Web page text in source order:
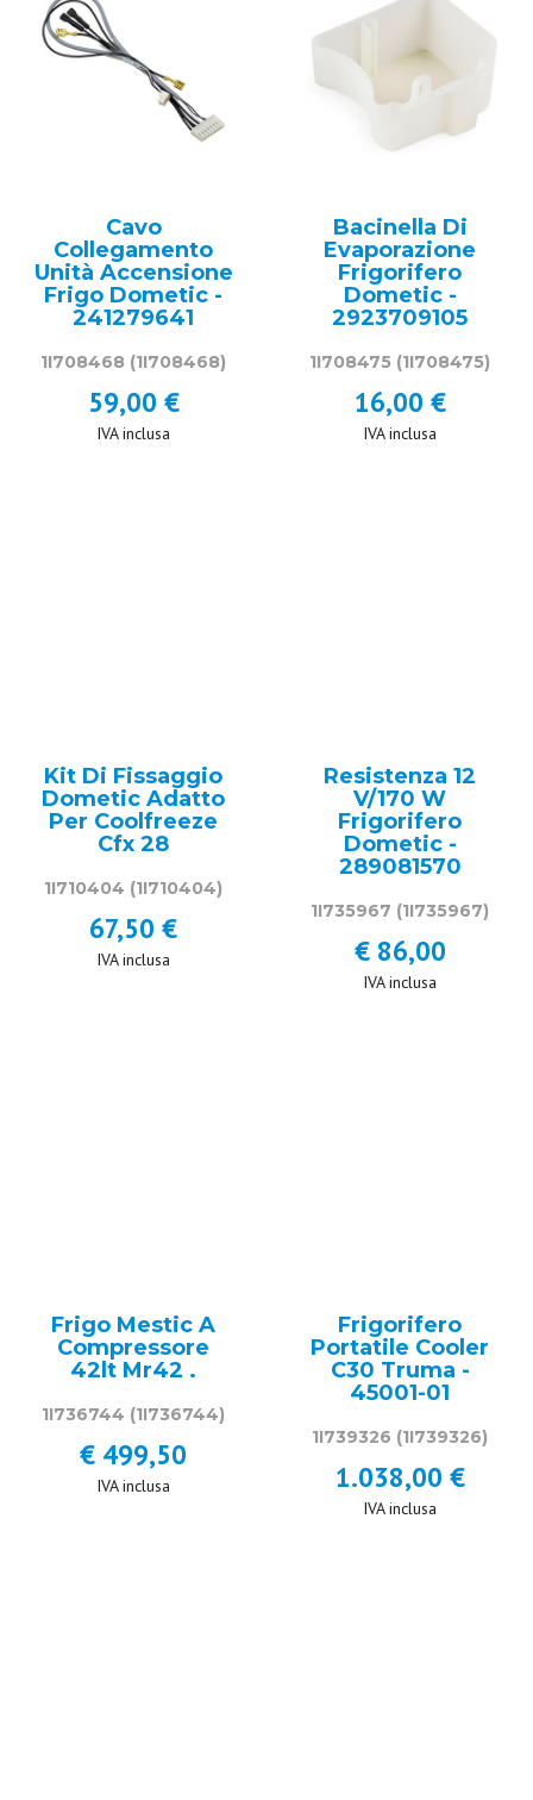
Cavo
Collegamento
Unità Accensione
Frigo Dometic -
241279641
1I708468 (1I708468)
59,00 €
IVA inclusa
Bacinella Di
Evaporazione
Frigorifero
Dometic -
2923709105
1I708475 (1I708475)
16,00 €
IVA inclusa
Kit Di Fissaggio
Dometic Adatto
Per Coolfreeze
Cfx 28
1I710404 (1I710404)
67,50 €
IVA inclusa
Resistenza 12
V/170 W
Frigorifero
Dometic -
289081570
1I735967 (1I735967)
€ 86,00
IVA inclusa
Frigo Mestic A
Compressore
42lt Mr42 .
1I736744 (1I736744)
€ 499,50
IVA inclusa
Frigorifero
Portatile Cooler
C30 Truma -
45001-01
1I739326 (1I739326)
1.038,00 €
IVA inclusa